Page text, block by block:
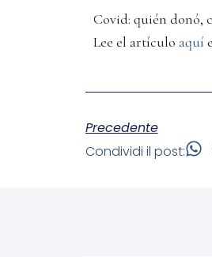
Covid: quién donó,
Lee el artículo aquí
Precedente
Condividi il post: